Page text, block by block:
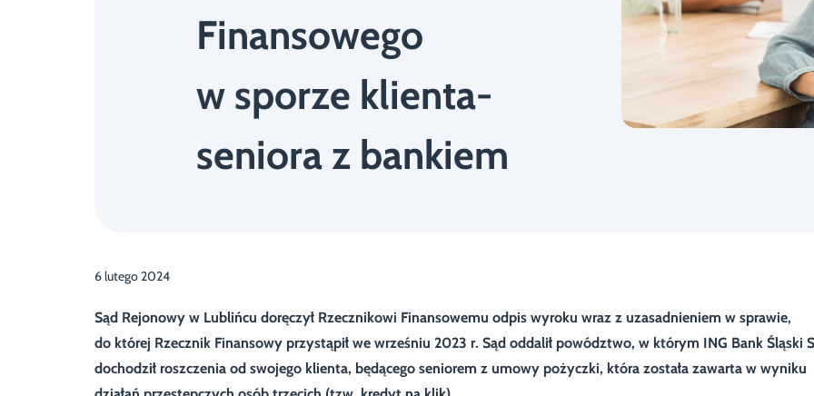
Finansowego
w sporze klienta-
seniora z bankiem
6 lutego 2024
Sąd Rejonowy w Lublińcu doręczył Rzecznikowi Finansowemu odpis wyroku wraz z uzasadnieniem w sprawie,
do której Rzecznik Finansowy przystąpił we wrześniu 2023 r. Sąd oddalił powództwo, w którym ING Bank Śląski
dochodził roszczenia od swojego klienta, będącego seniorem z umowy pożyczki, która została zawarta w wyniku